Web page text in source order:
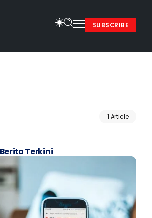
SUBSCRIBE
1 Article
Berita Terkini